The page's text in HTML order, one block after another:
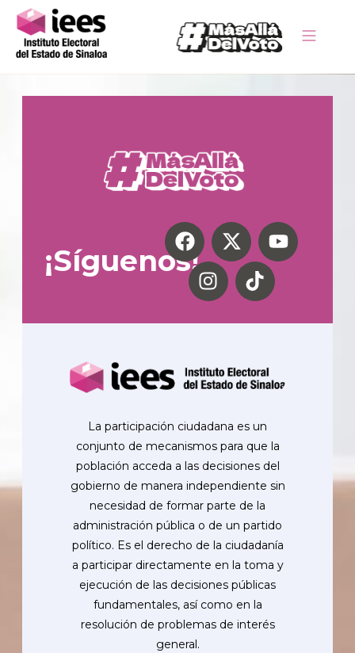
¡Síguenos!
La participación ciudadana es un
conjunto de mecanismos para que la
población acceda a las decisiones del
gobierno de manera independiente sin
necesidad de formar parte de la
administración pública o de un partido
político. Es el derecho de la ciudadanía
a participar directamente en la toma y
ejecución de las decisiones públicas
fundamentales, así como en la
resolución de problemas de interés
general.